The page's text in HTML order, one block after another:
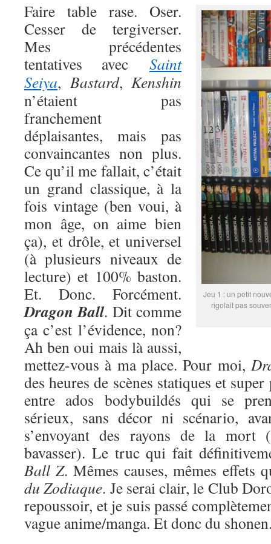
Jeu 1 : un petit
rigolait pas
Faire table rase. Oser.
Cesser de tergiverser.
Mes précédentes
tentatives avec Saint
Seiya, Bastard, Kenshin
n’étaient pas
franchement
déplaisantes, mais pas
convaincantes non plus.
Ce qu’il me fallait, c’était
un grand classique, à la
fois vintage (ben voui, à
mon âge, on aime bien
ça), et drôle, et universel
(à plusieurs niveaux de
lecture) et 100% baston.
Et. Donc. Forcément.
Dragon Ball. Dit comme
ça c’est l’évidence, non?
Ah ben oui mais là aussi,
mettez-vous à ma place. Pour moi,
des heures de scènes statiques et
entre ados bodybuildés qui se
sérieux, sans décor ni scénario,
s’envoyant des rayons de la mort
bavasser). Le truc qui fait
Ball Z. Mêmes causes, mêmes effets
du Zodiaque. Je serai clair, le Club
repoussoir, et je suis passé
vague anime/manga. Et donc du